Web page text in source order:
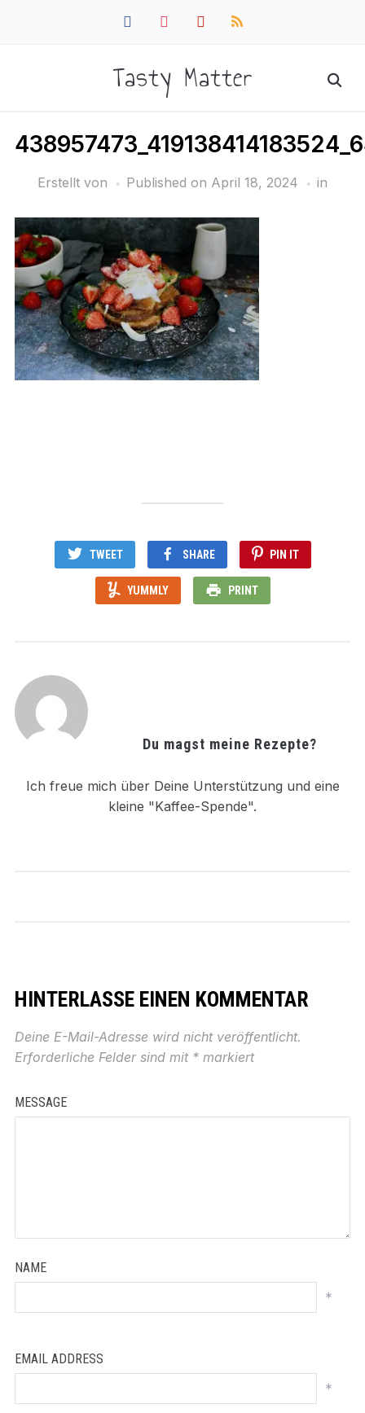
facebookinstagrampinterestrss
Tasty Matter
Erstellt von Published on April 18, 2024 in
TWEET SHARE PIN IT
YUMMLY PRINT
Du magst meine Rezepte?
Ich freue mich über Deine Unterstützung und eine
kleine "Kaffee-Spende".
HINTERLASSE EINEN KOMMENTAR
Deine E-Mail-Adresse wird nicht veröffentlicht.
Erforderliche Felder sind mit *markiert
MESSAGE
NAME
*
EMAIL ADDRESS
*